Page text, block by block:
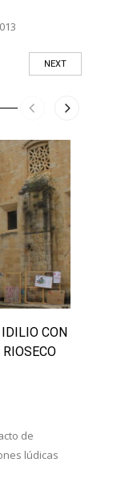
NEXT
IDILIO CON
de
lúdicas